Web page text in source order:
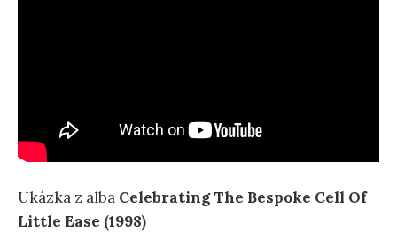
Ukázka z alba Celebrating The Bespoke Cell Of
Little Ease (1998)